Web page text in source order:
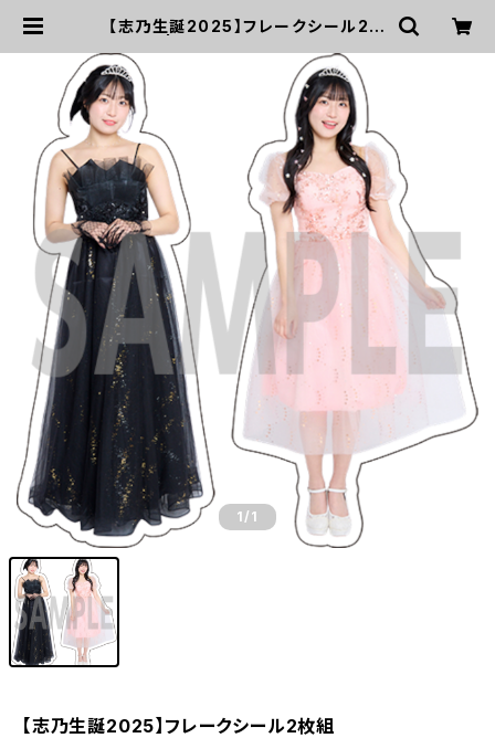
【志乃生誕2025】フレークシール2枚
1 /1
【志乃生誕2025】フレークシール2枚組